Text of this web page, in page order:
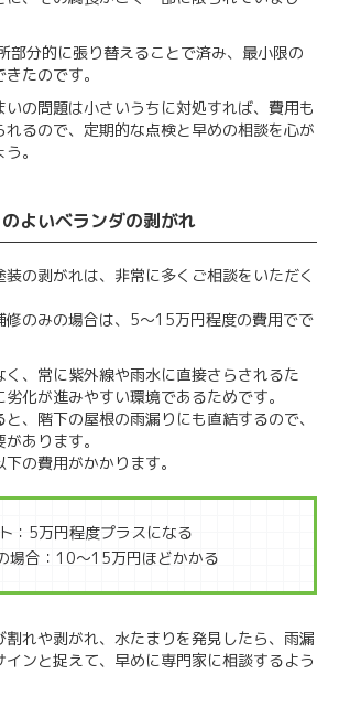
部分的に張り替えることで済み、最小限の
たのです。
いの問題は小さいうちに対処すれば、費用も
れるので、定期的な点検と早めの相談を心が
。
よいベランダの剥がれ
の剥がれは、非常に多くご相談をいただく
修のみの場合は、5～15万円程度の費用でで
、常に紫外線や雨水に直接さらされるた
化が進みやすい環境であるためです。
、階下の屋根の雨漏りにも直結するので、
あります。
の費用がかかります。
：5万円程度プラスになる
場合：10～15万円ほどかかる
れや剥がれ、水たまりを発見したら、雨漏
インと捉えて、早めに専門家に相談するよう